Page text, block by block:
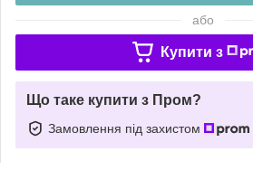
або
Купити з
Що таке купити з Пром?
Замовлення під захистом